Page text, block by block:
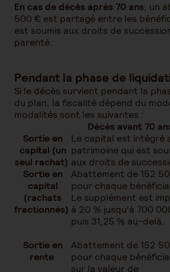
En cas de décès après 70 ans, un
500 € est partagé entre les
est soumis aux droits de
parenté.
Pendant la phase de
Si le décès survient pendant la
du plan, la fiscalité dépend du
modalités sont les suivantes :
Décès avant 70
Sortie en
capital (un
seul rachat)
Le capital est intégré
patrimoine qui est
aux droits de
Sortie en
capital
(rachats
fractionnés)
Abattement de 152
pour chaque
Le supplément est
à 20 % jusqu'à 700
puis 31,25 % au-delà.
Sortie en
rente
Abattement de 152
pour chaque
sur la valeur de